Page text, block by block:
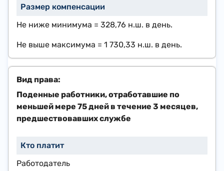
Не ниже минимума = 328,76 н.ш. в день.
Не выше максимума = 1 730,33 н.ш. в день.
Поденные работники, отработавшие по
меньшей мере 75 дней в течение 3 месяцев,
предшествовавших службе
​Работодатель